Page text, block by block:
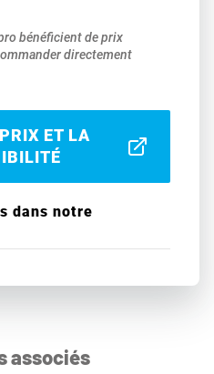
bénéficient de prix
directement
ET LA
dans notre
associés